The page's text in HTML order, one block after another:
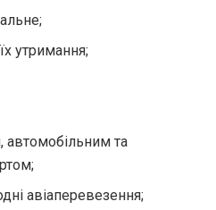
утримання;
автомобільним та
авіаперевезення;